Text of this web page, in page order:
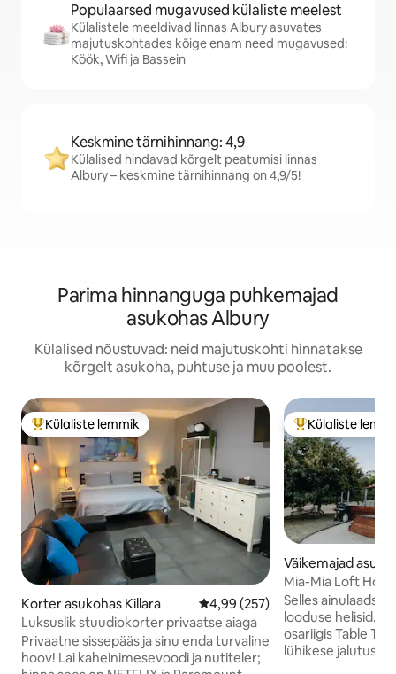
Populaarsed mugavused külaliste meelest
Külalistele meeldivad linnas Albury asuvates
majutuskohtades kõige enam need mugavused:
Köök, Wifi ja Bassein
Keskmine tärnihinnang: 4,9
Külalised hindavad kõrgelt peatumisi linnas
Albury – keskmine tärnihinnang on 4,9/5!
Parima hinnanguga puhkemajad
asukohas Albury
Külalised nõustuvad: neid majutuskohti hinnatakse
kõrgelt asukoha, puhtuse ja muu poolest.
Külaliste suur lemmik
Külaliste lemmik
Korter asukohas Killara Keskmine hinnang 4,99/5, 257
4,99 (257)
Luksuslik stuudiokorter privaatse aiaga
Privaatne sissepääs ja sinu enda turvaline
hoov! Lai kaheinimesevoodi ja nutiteler;
Külaliste suur
Külaliste
Väikemajad
Mia-Mia Loft
Selles
looduse helisid.
osariigis Table
lühikese